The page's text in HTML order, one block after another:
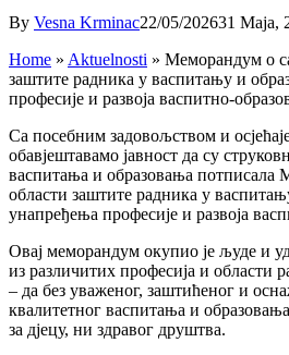
By Vesna Krminac22/05/202631 Maja,
Home » Aktuelnosti » Меморандум о
заштите радника у васпитању и
професије и развоја васпитно-
Са посебним задовољством и
обавјештавамо јавност да су
васпитања и образовања
области заштите радника у
унапређења професије и развоја
Овај меморандум окупио је људе и
из различитих професија и области
– да без уваженог, заштићеног и
квалитетног васпитања и
за дјецу, ни здравог друштва.